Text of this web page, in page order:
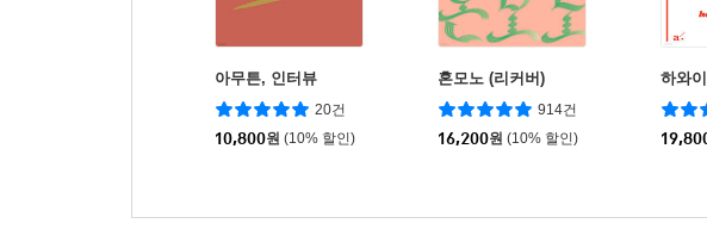
아무튼, 인터뷰
20건
10,800원 (10% 할인)
혼모노 (리커버)
914건
16,200원 (10% 할인)
하와